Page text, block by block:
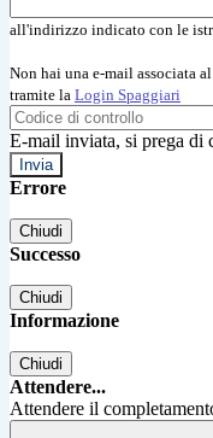
all'indirizzo indicato con le
Non hai una e-mail associata
tramite la Login Spaggiari
E-mail inviata, si prega di
Errore
Chiudi
Successo
Chiudi
Informazione
Chiudi
Attendere...
Attendere il